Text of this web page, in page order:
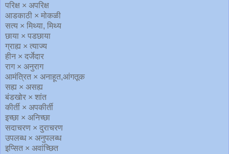
परिक्ष × अपरिक्ष
आडकाठी × मोकळी
सत्य × मिथ्या, मिथ्य
छाया × पडछाया
ग्राह्य × त्याज्य
हीन × दर्जेदार
राग × अनुराग
आमंत्रित × अनाहूत,आंगतूक
सह्य × असह्य
बंडखोर × शांत
कीर्ती × अपकीर्ती
इच्छा × अनिच्छा
सदाचरण × दुराचरण
उपलब्ध × अनुपलब्ध
इप्सित × अवांच्छित